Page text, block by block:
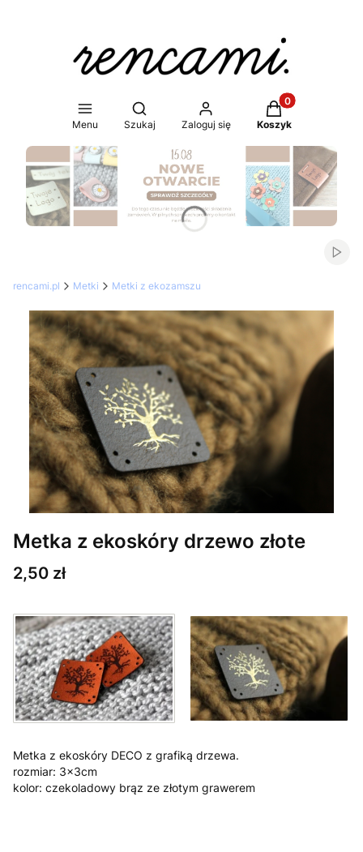
Menu
Otwórz wyszukiwarkę
Szukaj Zaloguj się
Produkty w
Koszyk
Naciśnij Enter lub spację, aby otworzyć stronę.
rencami.pl Metki Metki z ekozamszu
Metka z ekoskóry drzewo złote
Cena
2,50 zł
Metka z ekoskóry DECO z grafiką drzewa.
rozmiar: 3x3cm
kolor: czekoladowy brąz ze złotym grawerem